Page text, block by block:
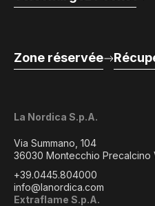
La Nordica S.p.A.
Via Summano, 104
36030 Montecchio Precalcino
+39.0445.804000
info@lanordica.com
Extraflame S.p.A.
Zone réservée